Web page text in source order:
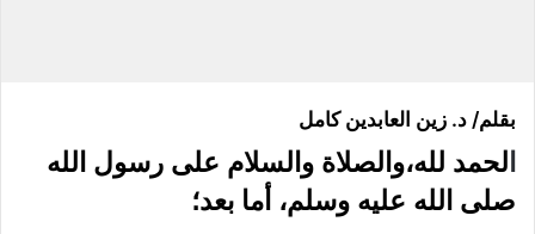
بقلم/ د. زين العابدين كامل
لحمد لله،والصلاة والسلام على رسول الله
صلى الله عليه وسلم، أما بعد؛